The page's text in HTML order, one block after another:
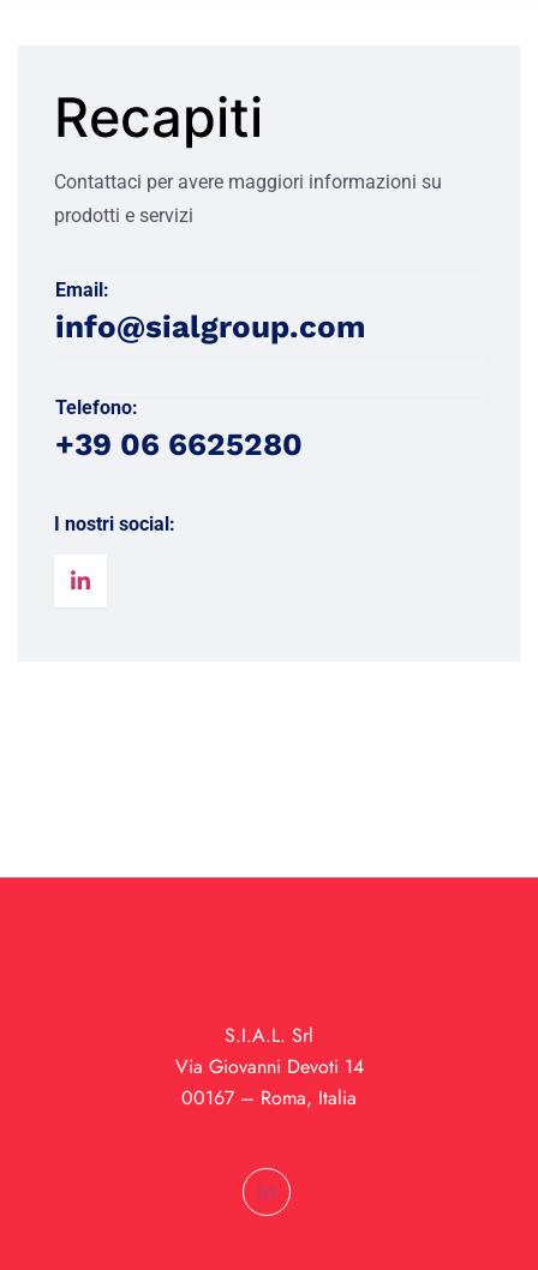
Recapiti
Contattaci per avere maggiori informazioni su
prodotti e servizi
Email:
info@sialgroup.com
Telefono:
+39 06 6625280
I nostri social:
S.I.A.L. Srl
Via Giovanni Devoti 14
00167 – Roma, Italia